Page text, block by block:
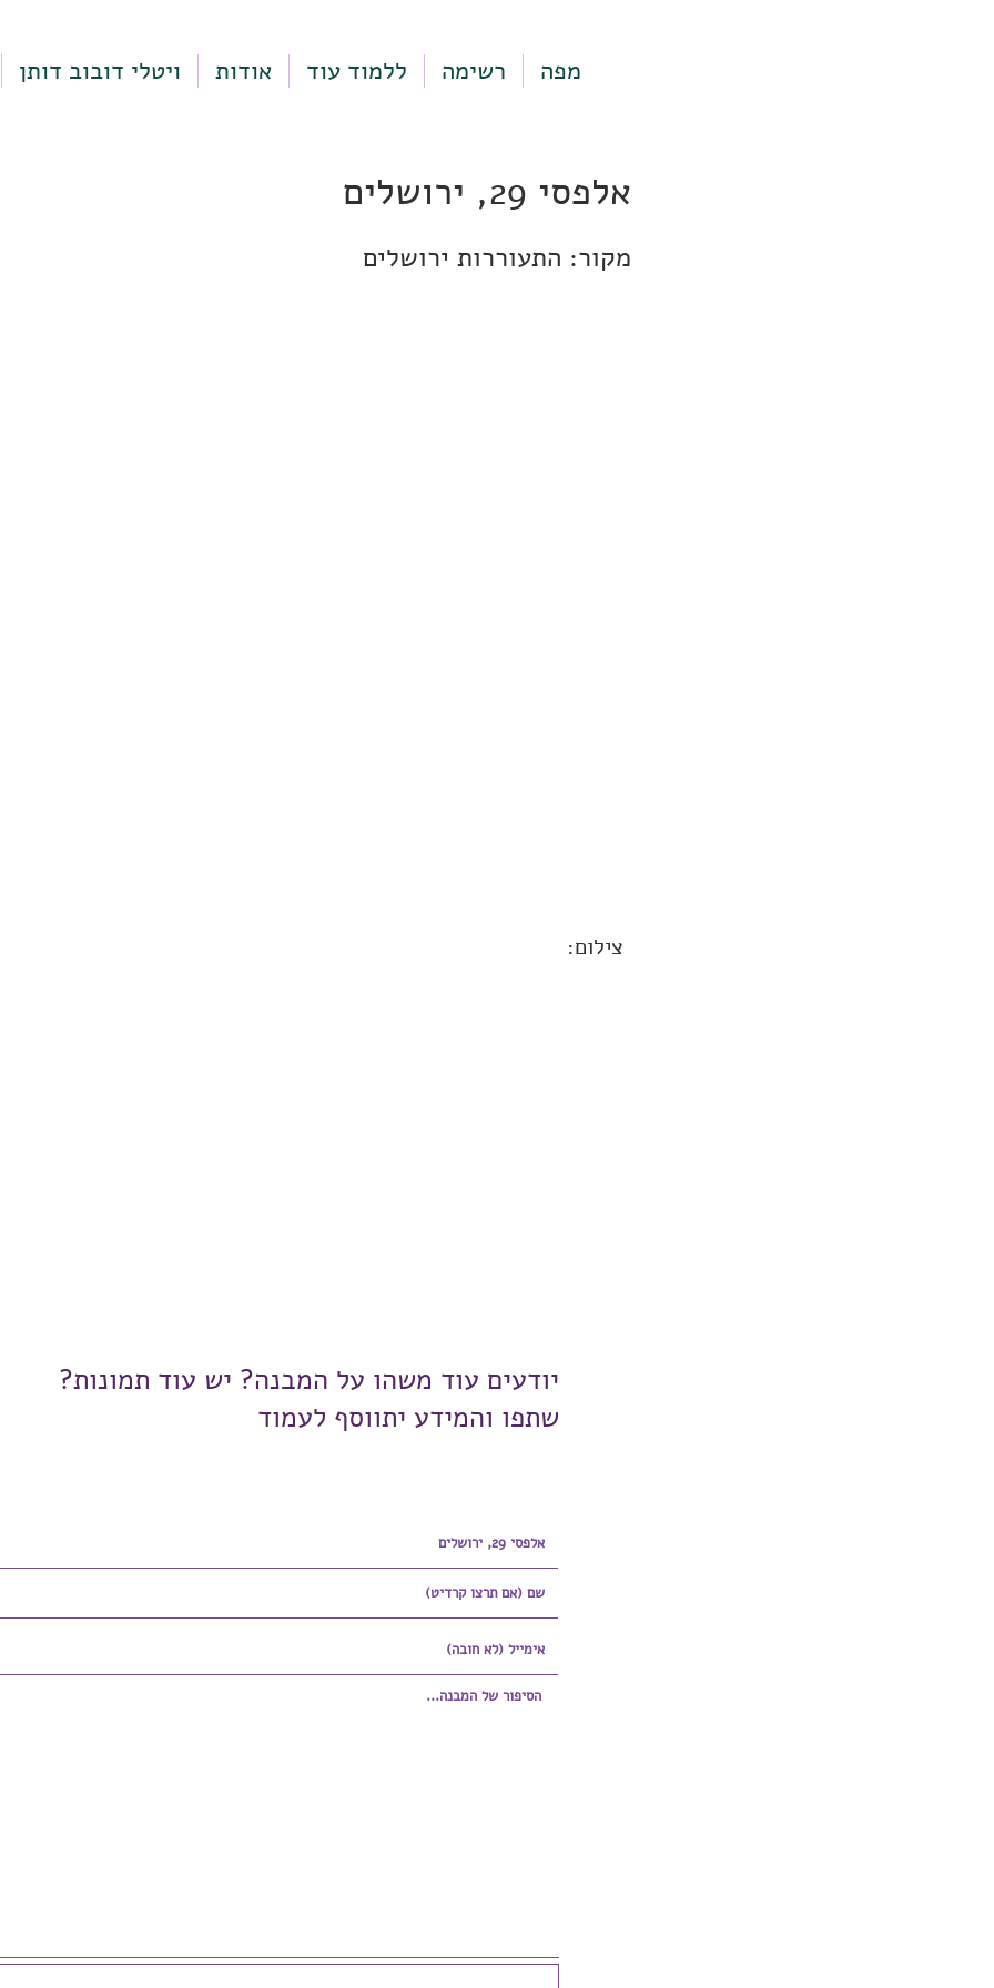
ויטלי דובוב דותן אודות ללמוד עוד רשימה מפה
אלפסי 29, ירושלים
מקור: התעוררות ירושלים
צילום:
יודעים עוד משהו על המבנה? יש עוד תמונות?
שתפו והמידע יתווסף לעמוד